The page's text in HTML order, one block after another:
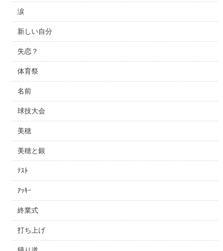
涙
新しい自分
失恋？
体育祭
名前
球技大会
美穂
美穂と銀
ﾃｽﾄ
ｱｯｷｰ
終業式
打ち上げ